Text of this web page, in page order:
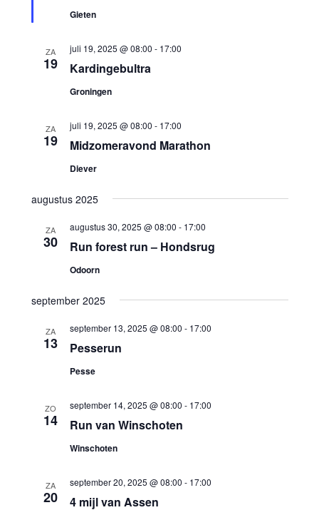
Gieten
ZA
19 Kardingebultra
juli 19, 2025 @ 08:00 - 17:00
Groningen
ZA
19 Midzomeravond Marathon
juli 19, 2025 @ 08:00 - 17:00
Diever
augustus 2025
ZA
30 Run forest run – Hondsrug
augustus 30, 2025 @ 08:00 - 17:00
Odoorn
september 2025
ZA
13 Pesserun
september 13, 2025 @ 08:00 - 17:00
Pesse
ZO
14 Run van Winschoten
september 14, 2025 @ 08:00 - 17:00
Winschoten
ZA
20 4 mijl van Assen
september 20, 2025 @ 08:00 - 17:00